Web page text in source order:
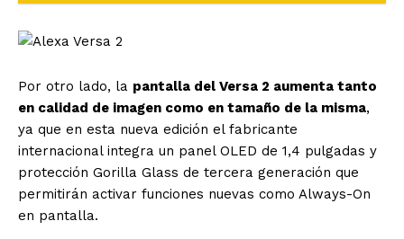
Por otro lado, la pantalla del Versa 2 aumenta tanto
en calidad de imagen como en tamaño de la misma,
ya que en esta nueva edición el fabricante
internacional integra un panel OLED de 1,4 pulgadas y
protección Gorilla Glass de tercera generación que
permitirán activar funciones nuevas como Always-On
en pantalla.